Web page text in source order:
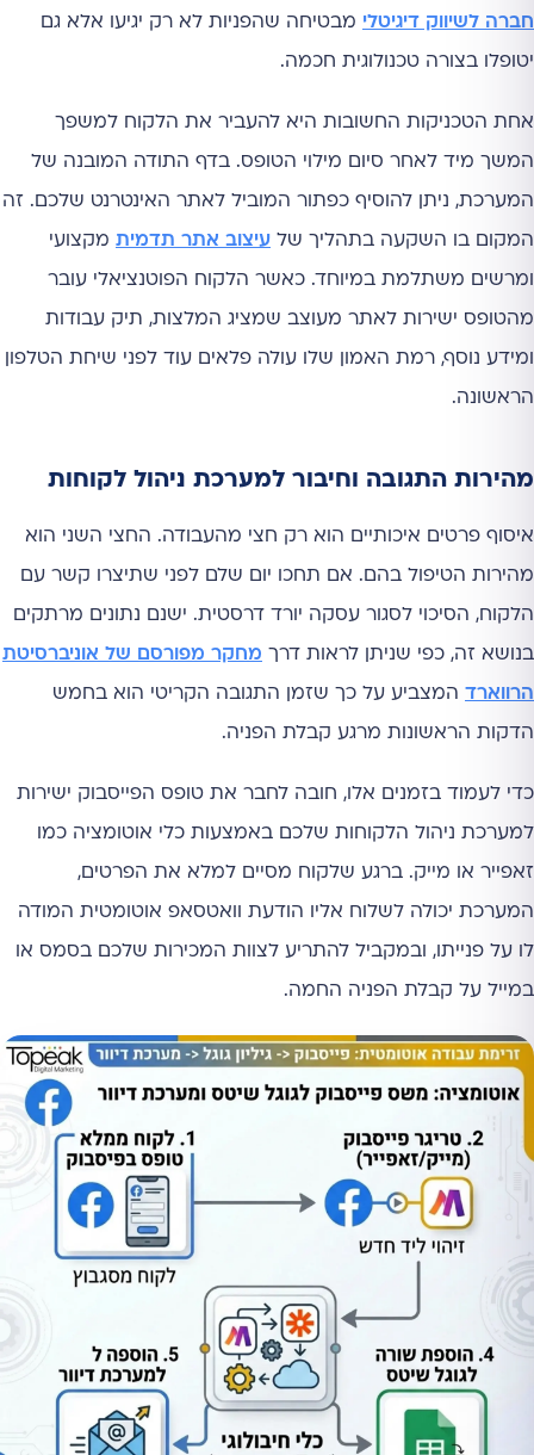
חברה לשיווק דיגיטלי מבטיחה שהפניות לא רק יגיעו אלא גם
יטופלו בצורה טכנולוגית חכמה.
אחת הטכניקות החשובות היא להעביר את הלקוח למשפך
המשך מיד לאחר סיום מילוי הטופס. בדף התודה המובנה של
המערכת, ניתן להוסיף כפתור המוביל לאתר האינטרנט שלכם. זה
המקום בו השקעה בתהליך של עיצוב אתר תדמית מקצועי
ומרשים משתלמת במיוחד. כאשר הלקוח הפוטנציאלי עובר
מהטופס ישירות לאתר מעוצב שמציג המלצות, תיק עבודות
ומידע נוסף, רמת האמון שלו עולה פלאים עוד לפני שיחת הטלפון
הראשונה.
מהירות התגובה וחיבור למערכת ניהול לקוחות
איסוף פרטים איכותיים הוא רק חצי מהעבודה. החצי השני הוא
מהירות הטיפול בהם. אם תחכו יום שלם לפני שתיצרו קשר עם
הלקוח, הסיכוי לסגור עסקה יורד דרסטית. ישנם נתונים מרתקים
בנושא זה, כפי שניתן לראות דרך מחקר מפורסם של אוניברסיטת
הרווארד המצביע על כך שזמן התגובה הקריטי הוא בחמש
הדקות הראשונות מרגע קבלת הפניה.
כדי לעמוד בזמנים אלו, חובה לחבר את טופס הפייסבוק ישירות
למערכת ניהול הלקוחות שלכם באמצעות כלי אוטומציה כמו
זאפייר או מייק. ברגע שלקוח מסיים למלא את הפרטים,
המערכת יכולה לשלוח אליו הודעת וואטסאפ אוטומטית המודה
לו על פנייתו, ובמקביל להתריע לצוות המכירות שלכם בסמס או
במייל על קבלת הפניה החמה.